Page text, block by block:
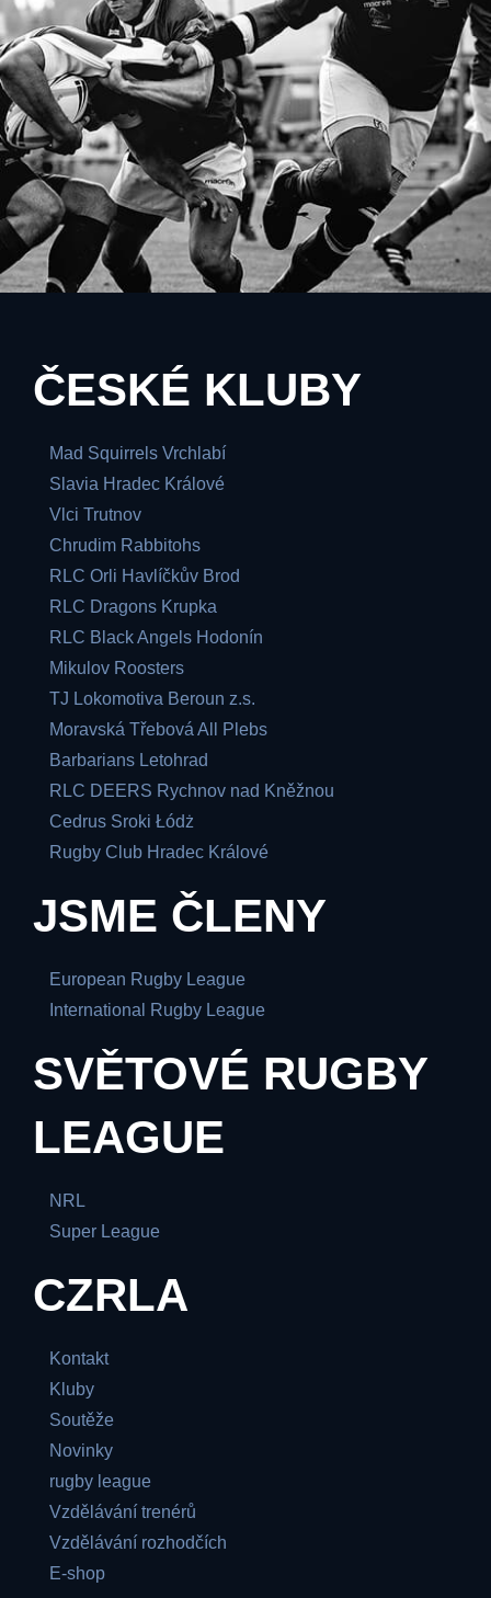
ČESKÉ KLUBY
Mad Squirrels Vrchlabí
Slavia Hradec Králové
Vlci Trutnov
Chrudim Rabbitohs
RLC Orli Havlíčkův Brod
RLC Dragons Krupka
RLC Black Angels Hodonín
Mikulov Roosters
TJ Lokomotiva Beroun z.s.
Moravská Třebová All Plebs
Barbarians Letohrad
RLC DEERS Rychnov nad Kněžnou
Cedrus Sroki Łódż
Rugby Club Hradec Králové
JSME ČLENY
European Rugby League
International Rugby League
SVĚTOVÉ RUGBY
LEAGUE
NRL
Super League
CZRLA
Kontakt
Kluby
Soutěže
Novinky
rugby league
Vzdělávání trenérů
Vzdělávání rozhodčích
E-shop